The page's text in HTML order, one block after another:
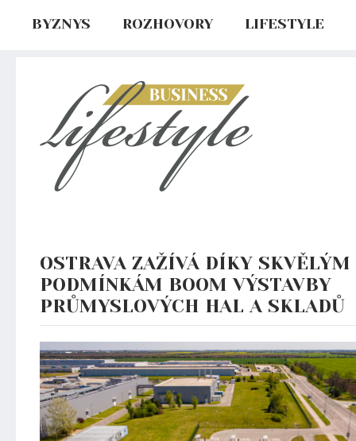
BYZNYS ROZHOVORY LIFESTYLE
OSTRAVA ZAŽÍVÁ DÍKY SKVĚLÝM
PODMÍNKÁM BOOM VÝSTAVBY
PRŮMYSLOVÝCH HAL A SKLADŮ